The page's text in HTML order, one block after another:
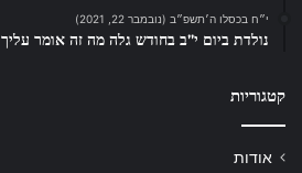
י״ח בכסלו ה׳תשפ״ב (נובמבר 22, 2021)
נולדת ביום י”ב בחודש גלה מה זה אומר עליך
קטגוריות
אודות